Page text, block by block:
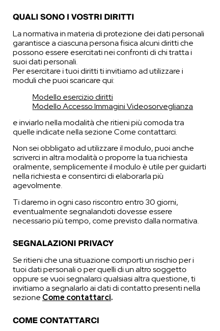
QUALI SONO I VOSTRI DIRITTI
La normativa in materia di protezione dei dati personali
garantisce a ciascuna persona fisica alcuni diritti che
possono essere esercitati nei confronti di chi tratta i
suoi dati personali.
Per esercitare i tuoi diritti ti invitiamo ad utilizzare i
moduli che puoi scaricare qui:
Modello esercizio diritti
Modello Accesso Immagini Videosorveglianza
e inviarlo nella modalità che ritieni più comoda tra
quelle indicate nella sezione Come contattarci.
Non sei obbligato ad utilizzare il modulo, puoi anche
scriverci in altra modalità o proporre la tua richiesta
oralmente, semplicemente il modulo è utile per guidarti
nella richiesta e consentirci di elaborarla più
agevolmente.
Ti daremo in ogni caso riscontro entro 30 giorni,
eventualmente segnalandoti dovesse essere
necessario più tempo, come previsto dalla normativa.
SEGNALAZIONI PRIVACY
Se ritieni che una situazione comporti un rischio per i
tuoi dati personali o per quelli di un altro soggetto
oppure se vuoi segnalarci qualsiasi altra questione, ti
invitiamo a segnalarlo ai dati di contatto presenti nella
sezione Come contattarci.
COME CONTATTARCI